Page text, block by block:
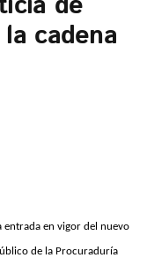
cadena
entrada en vigor del nuevo
de la Procuraduría